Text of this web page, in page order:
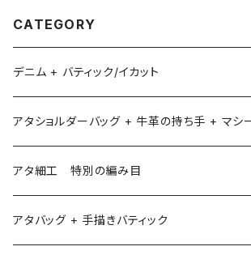
CATEGORY
デニム + バティック/イカット
アタショルダーバッグ + 牛革の持ち手 + マシ
アタ細工 特別の編み目
アタバッグ + 手描きバティック